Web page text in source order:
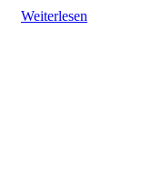
Weiterlesen